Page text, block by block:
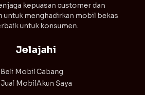
kepuasan customer dan
menghadirkan mobil bekas
untuk konsumen.
Jelajahi
Beli Mobil
Jual Mobil
Cabang
Akun Saya